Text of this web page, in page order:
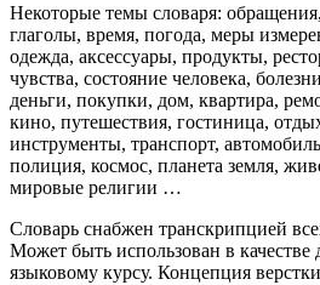
Некоторые темы словаря:
глаголы, время, погода, меры
одежда, аксессуары, продукты,
чувства, состояние человека,
деньги, покупки, дом, квартира,
кино, путешествия, гостиница,
инструменты, транспорт,
полиция, космос, планета земля,
мировые религии …
Словарь снабжен транскрипцией
Может быть использован в
языковому курсу. Концепция